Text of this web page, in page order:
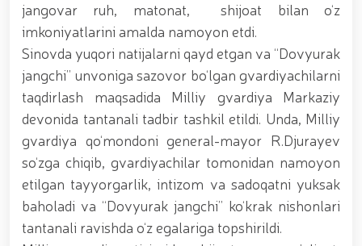
o'rganish ishlarini olib bordi // “Harbiy taʼlim tizimida
ilm-fan va pedagogik texnologiyalarni rivojlantirish
istiqbollari” mavzusida respublika harbiy ilmiy-
amaliy konferensiyasi tashkil etildi. //Milliy gvardiya
qo‘mondoni general-polkovnik B.Tashmatov ilk
manzilli ishlarini Yunusobod tumanida amalga
oshirdi. // Samarqand va Buxoro viloyatalarida
xavfsiz muhitni yaratish va jamoat xavfsizligini
ishonchli taʼminlash boʻyicha manzilli ishlar amalga
oshirildi. // Yoshlar siyosatiga oid ustuvor vazifalar
doimiy e’tiborda. // Milliy gvardiya qoʻmondoni
general-polkovnik B.Tashmatov Oʻzbekiston huquqni
muhofaza qilish organlarining Qoʻl jangi federatsiyasi
raisi etib saylandi. // Milliy gvardiya shaxsiy
tarkibining jangovar salohiyati, jismoniy va ma'naviy
jangovar ruh, matonat, shijoat bilan o‘z
imkoniyatlarini amalda namoyon etdi.
Sinovda yuqori natijalarni qayd etgan va “Dovyurak
jangchi” unvoniga sazovor bo‘lgan gvardiyachilarni
taqdirlash maqsadida Milliy gvardiya Markaziy
devonida tantanali tadbir tashkil etildi. Unda, Milliy
gvardiya qo‘mondoni general-mayor R.Djurayev
so‘zga chiqib, gvardiyachilar tomonidan namoyon
etilgan tayyorgarlik, intizom va sadoqatni yuksak
baholadi va “Dovyurak jangchi” ko‘krak nishonlari
tantanali ravishda o‘z egalariga topshirildi.